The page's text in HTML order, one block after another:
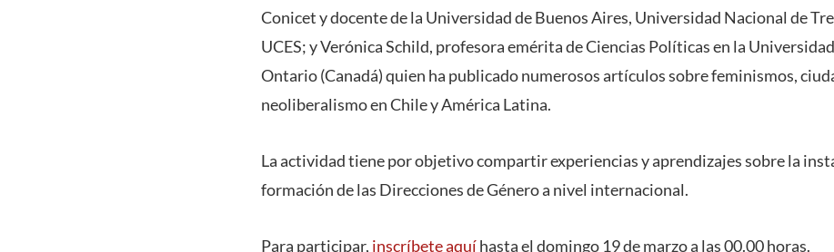
Conicet y docente de la Universidad de Buenos Aires, Universidad Nacional de
UCES; y Verónica Schild, profesora emérita de Ciencias Políticas en la
Ontario (Canadá) quien ha publicado numerosos artículos sobre feminismos,
neoliberalismo en Chile y América Latina.
La actividad tiene por objetivo compartir experiencias y aprendizajes sobre la
formación de las Direcciones de Género a nivel internacional.
Para participar, inscríbete aquíhasta el domingo 19 de marzo a las 00.00 horas.